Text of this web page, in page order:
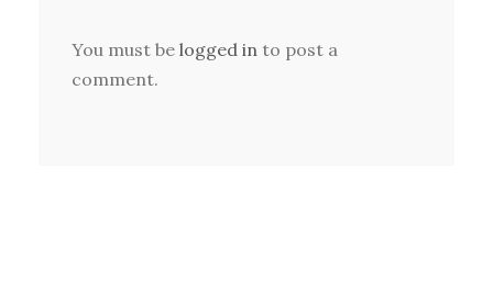
You must be logged in to post a
comment.